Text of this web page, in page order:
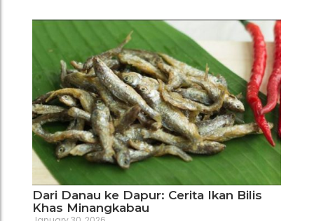
Dari Danau ke Dapur: Cerita Ikan Bilis
Khas Minangkabau